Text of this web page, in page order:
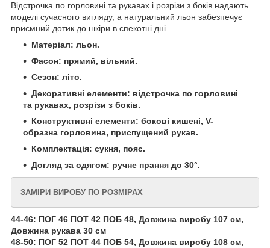
Відстрочка по горловині та рукавах і розрізи з боків надають
моделі сучасного вигляду, а натуральний льон забезпечує
приємний дотик до шкіри в спекотні дні.
Матеріал: льон.
Фасон: прямий, вільний.
Сезон: літо.
Декоративні елементи: відстрочка по горловині
та рукавах, розрізи з боків.
Конструктивні елементи: бокові кишені, V-
образна горловина, приспущений рукав.
Комплектація: сукня, пояс.
Догляд за одягом: ручне прання до 30°.
ЗАМІРИ ВИРОБУ ПО РОЗМІРАХ
44-46: ПОГ 46 ПОТ 42 ПОБ 48, Довжина виробу 107 см,
Довжина рукава 30 см
48-50: ПОГ 52 ПОТ 44 ПОБ 54, Довжина виробу 108 см,